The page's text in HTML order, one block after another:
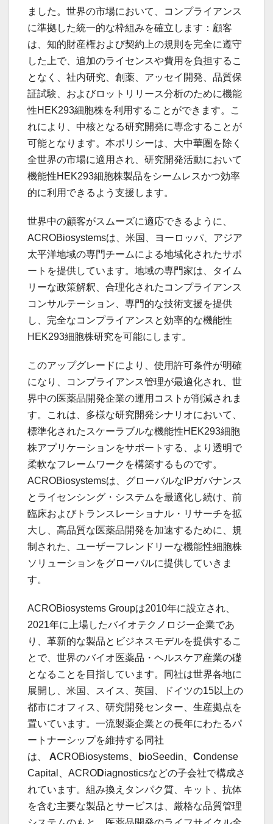
ました。世界の市場において、コンプライアンス
に準拠した統一的な枠組みを確立します：顧客
は、知的財産権および契約上の規則を完全に遵守
した上で、追加のライセンスや費用を負担するこ
となく、社内研究、創薬、アッセイ開発、品質保
証試験、およびロットリリース分析のために機能
性HEK293細胞株を利用することができます。こ
れにより、中核となる研究開発に専念することが
可能となります。本ポリシーは、大中華圏を除く
全世界の市場に適用され、研究開発活動において
機能性HEK293細胞株製品をシームレスかつ効率
的に利用できるよう支援します。
世界中の顧客がスムーズに適応できるように、
ACROBiosystemsは、米国、ヨーロッパ、アジア
太平洋地域の専門チームによる地域化されたサポ
ートを提供しています。地域の専門家は、タイム
リーな政策解釈、合理化されたコンプライアンス
コンサルテーション、専門的な技術支援を提供
し、完全なコンプライアンスと効率的な機能性
HEK293細胞株研究を可能にします。
このアップグレードにより、使用許可条件が明確
になり、コンプライアンス管理が最適化され、世
界中の医薬品開発企業の運用コストが削減されま
す。これは、多様な研究開発シナリオにおいて、
標準化されたスケーラブルな機能性HEK293細胞
株アプリケーションをサポートする、より透明で
柔軟なフレームワークを構築するものです。
ACROBiosystemsは、グローバルなIPガバナンス
とライセンシング・システムを最適化し続け、前
臨床およびトランスレーショナル・リサーチを拡
大し、高品質な医薬品開発を加速するために、規
制された、ユーザーフレンドリーな機能性細胞株
ソリューションをグローバルに提供していきま
す。
ACROBiosystems Groupは2010年に設立され、
2021年に上場したバイオテクノロジー企業であ
り、革新的な製品とビジネスモデルを提供するこ
とで、世界のバイオ医薬品・ヘルスケア産業の礎
となることを目指しています。同社は世界各地に
展開し、米国、スイス、英国、ドイツの15以上の
都市にオフィス、研究開発センター、生産拠点を
置いています。一流製薬企業との長年にわたるパ
ートナーシップを維持する同社
は、
ACROBiosystems、 bioSeedin、 Condense
Capital、ACRODiagnosticsなどの子会社で構成さ
れています。組み換えタンパク質、キット、抗体
を含む主要な製品とサービスは、厳格な品質管理